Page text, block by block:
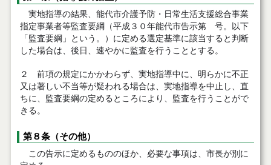
実地指導の結果、能代市介護予防・日常生活支援総合事業
指定事業者等監査要綱（平成３０年能代市告示第 号。以下
「監査要綱」という。）に定める選定基準に該当すると判断
した場合は、後日、速やかに監査を行うこととする。
２ 前項の規定にかかわらず、実地指導中に、明らかに不正
又は著しい不当等が疑われる場合は、実地指導を中止し、直
ちに、監査要綱の定めるところにより、監査を行うことがで
きる。
第８条（その他）
この告示に定めるもののほか、必要な事項は、市長が別に